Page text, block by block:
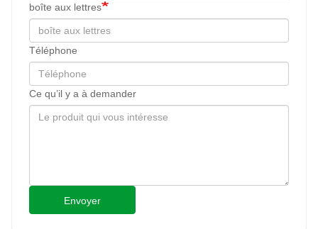
boîte aux lettres
Téléphone
Ce qu’il y a à demander
Envoyer